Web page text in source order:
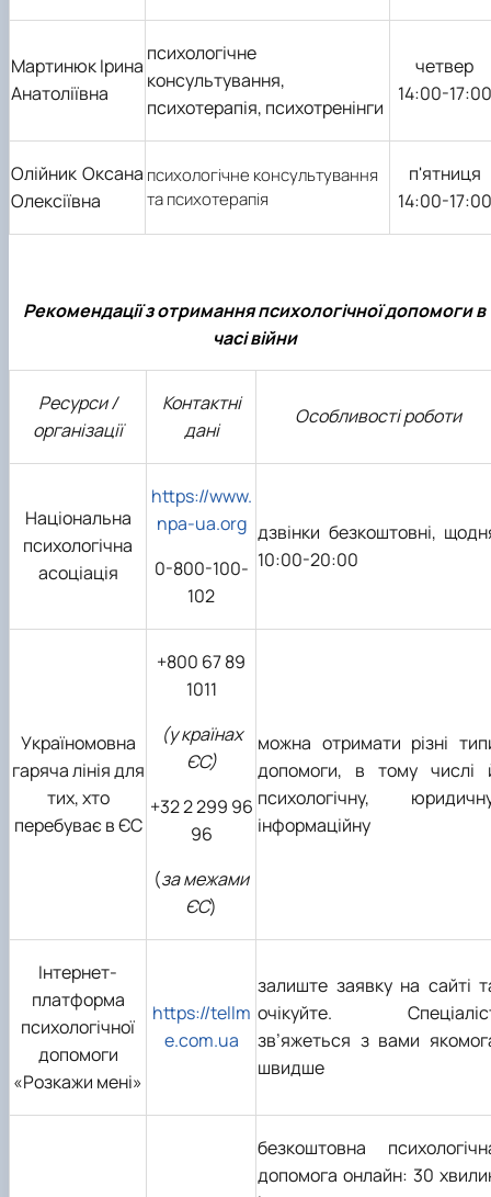
Мартинюк Ірина
Анатоліївна
психологічне
консультування,
психотерапія, психотренінги
четвер
14:00-17:00
Олійник Оксана
Олексіївна
психологічне консультування
та психотерапія
п'ятниця
14:00-17:00
Рекомендації з отримання психологічної допомоги в
часі війни
Ресурси /
організації
Контактні
дані
Особливості роботи
Національна
психологічна
асоціація
https://www.
npa-ua.org
0-800-100-
102
дзвінки безкоштовні,
10:00-20:00
Україномовна
гаряча лінія для
тих, хто
перебуває в ЄС
+800 67 89
1011
(у країнах
ЄС)
+32 2 299 96
96
(за межами
ЄС)
можна отримати різні
допомоги, в тому числі
психологічну,
інформаційну
Інтернет-
платформа
психологічної
допомоги
«Розкажи мені»
https://tellm
e.com.ua
залиште заявку на сайті
очікуйте.
зв’яжеться з вами
швидше
безкоштовна
допомога онлайн: 30